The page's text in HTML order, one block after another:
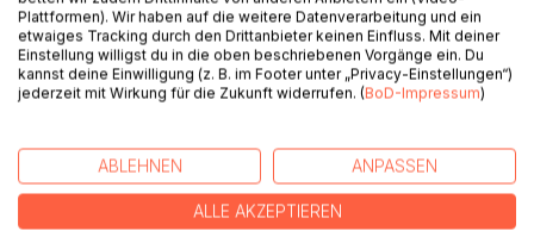
Veränderung erfahren?
Das Buch reflektiert in knapper und einfach verständlicher
Form die Wechselwirkungen zwischen Politik, Gesellschaft
Das Kernstück des Buches bilden jedoch zahlreiche das
Alltagsleben umschreibende Gedichte und Meditationen.
Plattformen). Wir haben auf die weitere Datenverarbeitung und ein
etwaiges Tracking durch den Drittanbieter keinen Einfluss. Mit deiner
Einstellung willigst du in die oben beschriebenen Vorgänge ein. Du
kannst deine Einwilligung (z. B. im Footer unter „Privacy-Einstellungen“)
jederzeit mit Wirkung für die Zukunft widerrufen. (BoD-Impressum)
ABLEHNEN ANPASSEN
ALLE AKZEPTIEREN